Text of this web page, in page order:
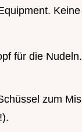
für die Nudeln.
zum